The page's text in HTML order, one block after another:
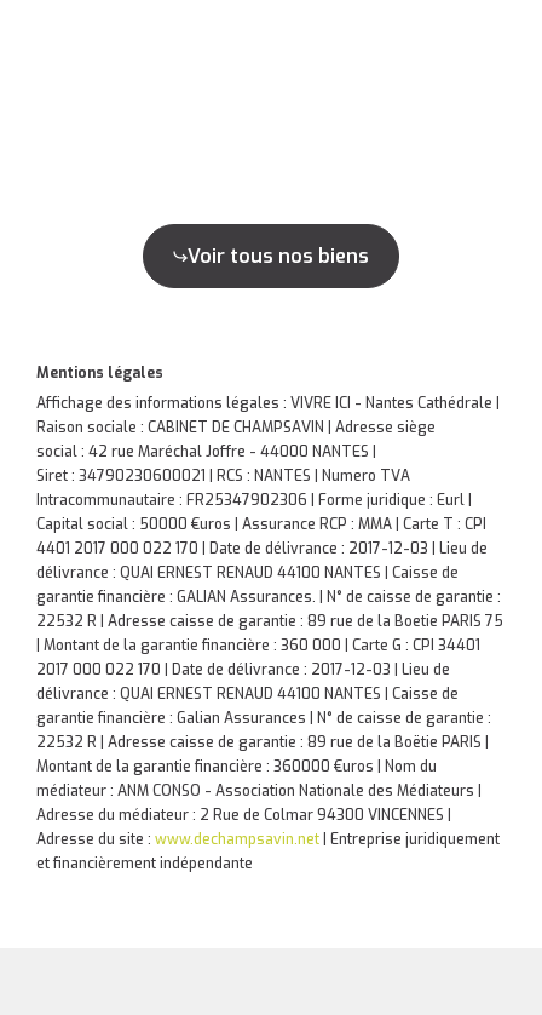
Voir tous nos biens
Mentions légales
Affichage des informations légales : VIVRE ICI - Nantes Cathédrale |
Raison sociale : CABINET DE CHAMPSAVIN | Adresse siège
social : 42 rue Maréchal Joffre - 44000 NANTES |
Siret : 34790230600021 | RCS : NANTES | Numero TVA
Intracommunautaire : FR25347902306 | Forme juridique : Eurl |
Capital social : 50000 €uros | Assurance RCP : MMA | Carte T : CPI
4401 2017 000 022 170 | Date de délivrance : 2017-12-03 | Lieu de
délivrance : QUAI ERNEST RENAUD 44100 NANTES | Caisse de
garantie financière : GALIAN Assurances. | N° de caisse de garantie :
22532 R | Adresse caisse de garantie : 89 rue de la Boetie PARIS 75
| Montant de la garantie financière : 360 000 | Carte G : CPI 34401
2017 000 022 170 | Date de délivrance : 2017-12-03 | Lieu de
délivrance : QUAI ERNEST RENAUD 44100 NANTES | Caisse de
garantie financière : Galian Assurances | N° de caisse de garantie :
22532 R | Adresse caisse de garantie : 89 rue de la Boëtie PARIS |
Montant de la garantie financière : 360000 €uros | Nom du
médiateur : ANM CONSO - Association Nationale des Médiateurs |
Adresse du médiateur : 2 Rue de Colmar 94300 VINCENNES |
Adresse du site : www.dechampsavin.net Entreprise juridiquement
et financièrement indépendante